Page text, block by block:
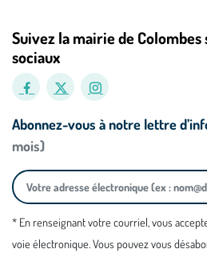
Suivez la mairie de Colombes
sociaux
Abonnez-vous à notre lettre
mois)
* En renseignant votre courriel, vous
voie électronique. Vous pouvez vous